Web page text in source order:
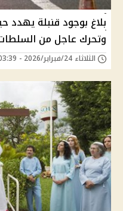
بلاغ بوجود قنبلة يهدد
وتحرك عاجل من
الثلاثاء 24/فبراير/2026 - 03:39 م